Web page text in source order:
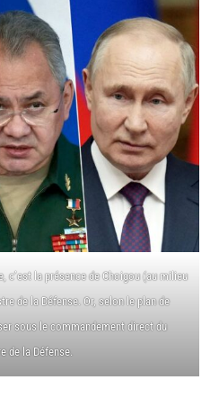
c’est la présence de Choigou (au milieu
de la Défense. Or, selon le plan de
sous le commandement direct du
de la Défense.